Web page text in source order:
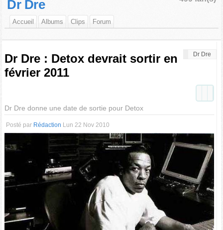
Dr Dre
Accueil Albums Clips Forum
Dr Dre
Dr Dre : Detox devrait sortir en
février 2011
Dr Dre donne une date de sortie pour Detox
Posté par Rédaction Lun 22 Nov 2010